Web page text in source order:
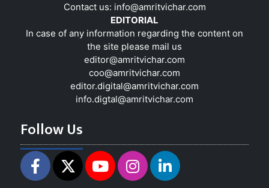
Contact us: info@amritvichar.com
EDITORIAL
In case of any information regarding the content on
the site please mail us
editor@amritvichar.com
coo@amritvichar.com
editor.digital@amritvichar.com
info.digtal@amritvichar.com
Follow Us